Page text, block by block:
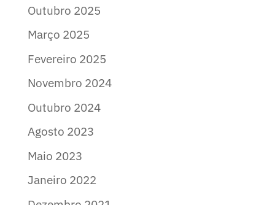
Outubro 2025
Março 2025
Fevereiro 2025
Novembro 2024
Outubro 2024
Agosto 2023
Maio 2023
Janeiro 2022